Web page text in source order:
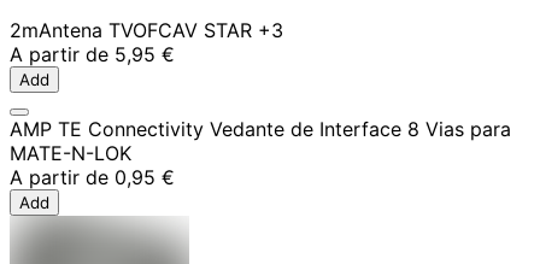
2mAntena TVOFCAV STAR +3
A partir de 5,95 €
Add
AMP TE Connectivity Vedante de Interface 8 Vias para
MATE-N-LOK
A partir de 0,95 €
Add